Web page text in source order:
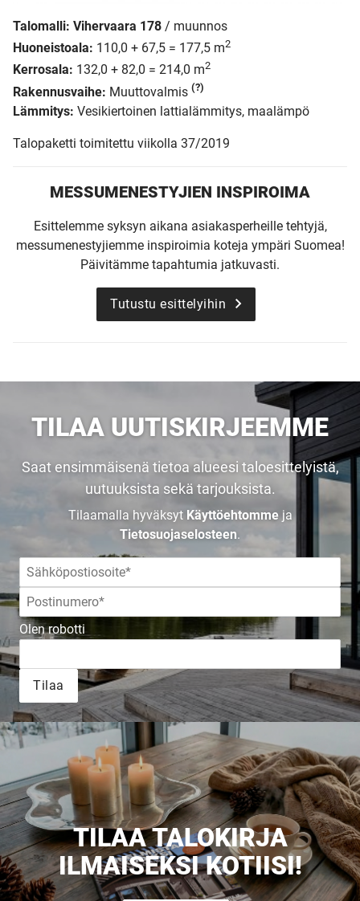
Talomalli: Vihervaara 178 / muunnos
Huoneistoala: 110,0 + 67,5 = 177,5 m2
Kerrosala: 132,0 + 82,0 = 214,0 m2
Rakennusvaihe: Muuttovalmis (?)
Lämmitys: Vesikiertoinen lattialämmitys, maalämpö
Talopaketti toimitettu viikolla 37/2019
MESSUMENESTYJIEN INSPIROIMA
Esittelemme syksyn aikana asiakasperheille tehtyjä,
messumenestyjiemme inspiroimia koteja ympäri Suomea!
Päivitämme tapahtumia jatkuvasti.
Tutustu esittelyihin
TILAA UUTISKIRJEEMME
Saat ensimmäisenä tietoa alueesi taloesittelyistä,
uutuuksista sekä tarjouksista.
Tilaamalla hyväksyt Käyttöehtommeja
Tietosuojaselosteen.
Olen robotti
Tilaa
TILAA TALOKIRJA
ILMAISEKSI KOTIISI!
UUSI
UNELMISTA
KODIKSI-
TALOKIRJA ON
JULKAISTU
Tilaa esite